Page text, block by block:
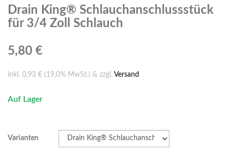
Drain King® Schlauchanschlussstück
für 3/4 Zoll Schlauch
5,80 €
inkl. 0,93 € (19,0% MwSt.) & zzgl. Versand
Auf Lager
Varianten